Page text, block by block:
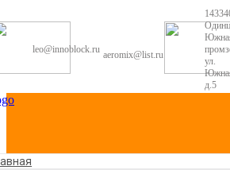
leo@innoblock.ru aeromix@list.ru
ул.
д.5